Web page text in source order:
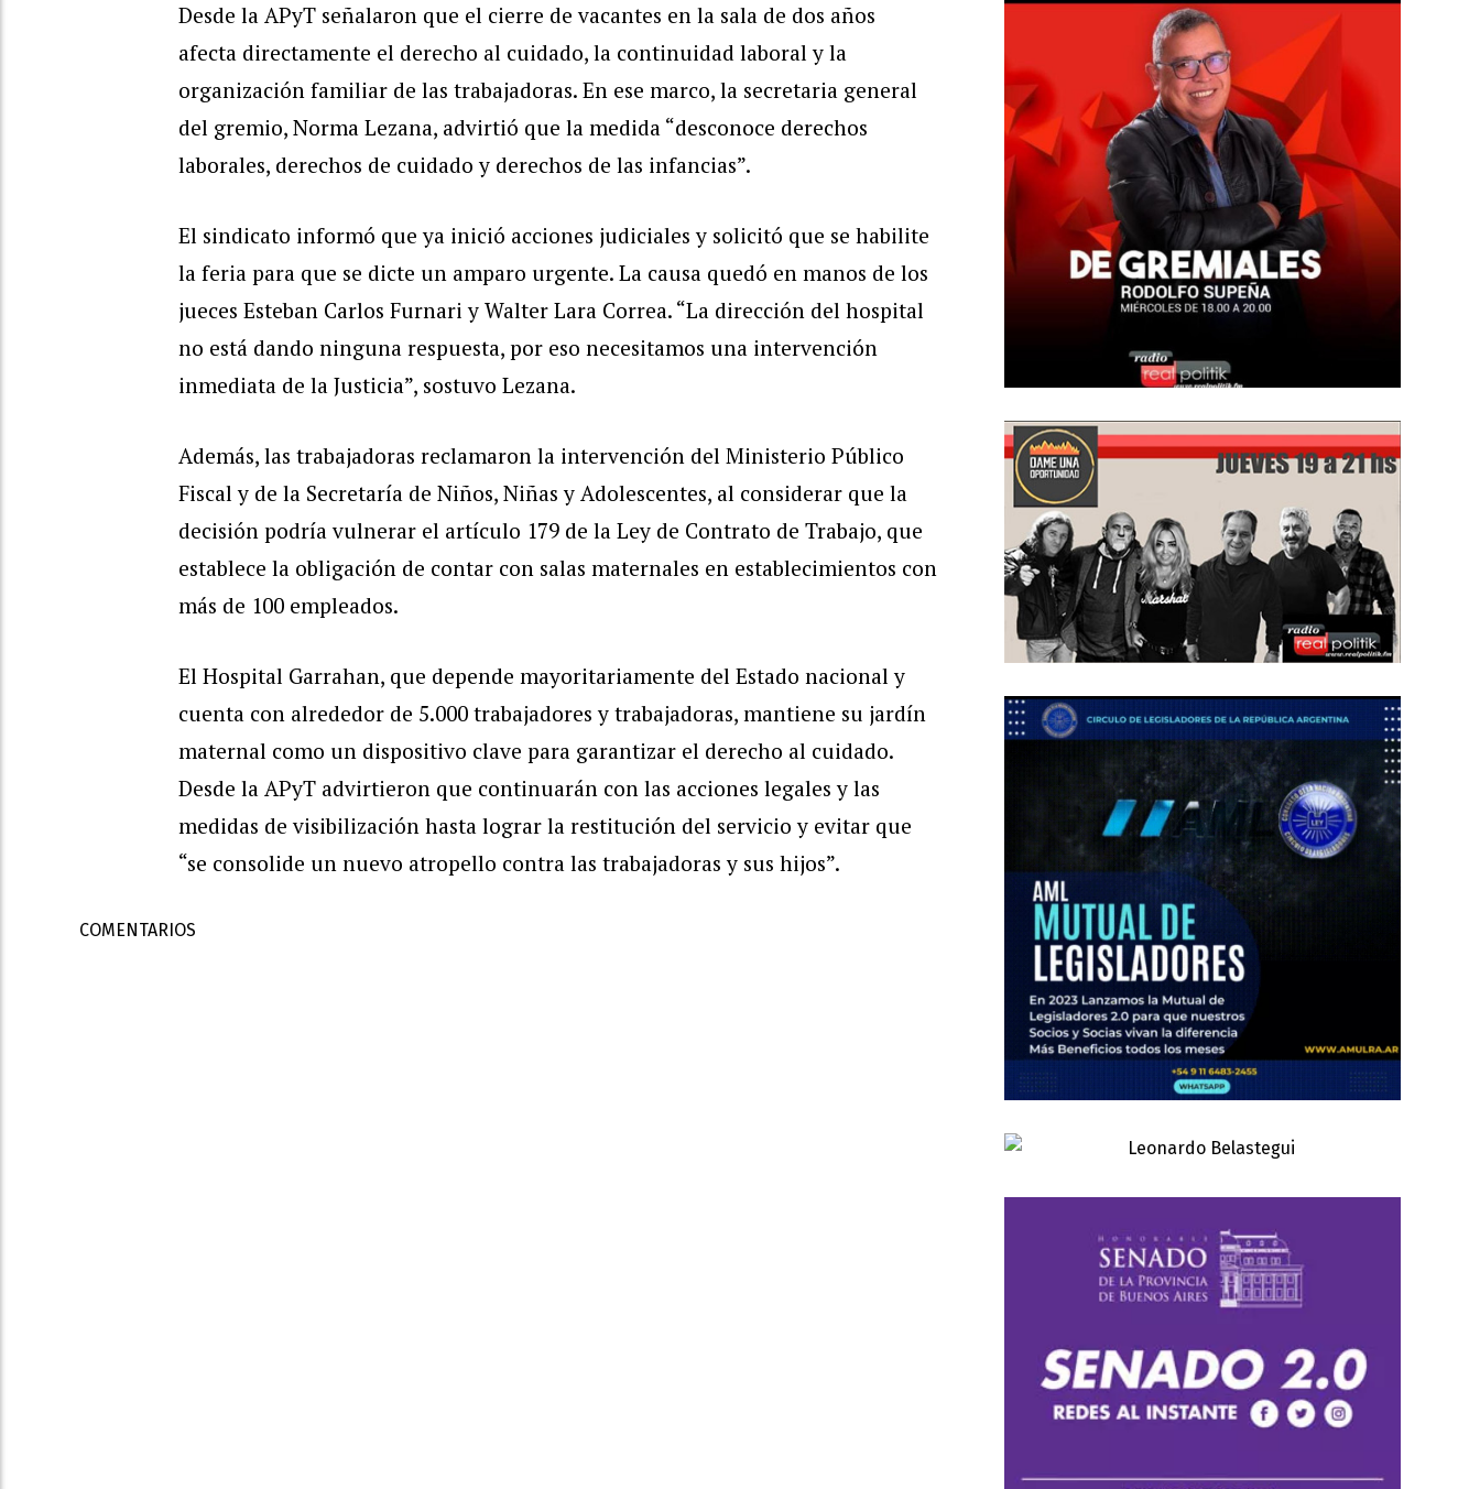
Desde la APyT señalaron que el cierre de vacantes en la sala de dos años
afecta directamente el derecho al cuidado, la continuidad laboral y la
organización familiar de las trabajadoras. En ese marco, la secretaria general
del gremio, Norma Lezana, advirtió que la medida “desconoce derechos
laborales, derechos de cuidado y derechos de las infancias”.
El sindicato informó que ya inició acciones judiciales y solicitó que se habilite
la feria para que se dicte un amparo urgente. La causa quedó en manos de los
jueces Esteban Carlos Furnari y Walter Lara Correa. “La dirección del hospital
no está dando ninguna respuesta, por eso necesitamos una intervención
inmediata de la Justicia”, sostuvo Lezana.
Además, las trabajadoras reclamaron la intervención del Ministerio Público
Fiscal y de la Secretaría de Niños, Niñas y Adolescentes, al considerar que la
decisión podría vulnerar el artículo 179 de la Ley de Contrato de Trabajo, que
establece la obligación de contar con salas maternales en establecimientos con
más de 100 empleados.
El Hospital Garrahan, que depende mayoritariamente del Estado nacional y
cuenta con alrededor de 5.000 trabajadores y trabajadoras, mantiene su jardín
maternal como un dispositivo clave para garantizar el derecho al cuidado.
Desde la APyT advirtieron que continuarán con las acciones legales y las
medidas de visibilización hasta lograr la restitución del servicio y evitar que
“se consolide un nuevo atropello contra las trabajadoras y sus hijos”.
COMENTARIOS